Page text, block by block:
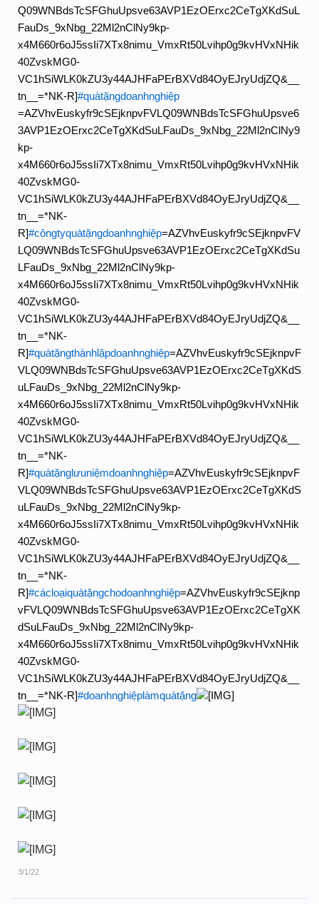
Q09WNBdsTcSFGhuUpsve63AVP1EzOErxc2CeTgXKdSuL
FauDs_9xNbg_22Ml2nClNy9kp-
x4M660r6oJ5ssIi7XTx8nimu_VmxRt50Lvihp0g9kvHVxNHik
40ZvskMG0-
VC1hSiWLK0kZU3y44AJHFaPErBXVd84OyEJryUdjZQ&__
tn__=*NK-R]#quàtặngdoanhnghiệp
=AZVhvEuskyfr9cSEjknpvFVLQ09WNBdsTcSFGhuUpsve6
3AVP1EzOErxc2CeTgXKdSuLFauDs_9xNbg_22Ml2nClNy9
kp-
x4M660r6oJ5ssIi7XTx8nimu_VmxRt50Lvihp0g9kvHVxNHik
40ZvskMG0-
VC1hSiWLK0kZU3y44AJHFaPErBXVd84OyEJryUdjZQ&__
tn__=*NK-
R]#côngtyquàtặngdoanhnghiệp=AZVhvEuskyfr9cSEjknpvFV
LQ09WNBdsTcSFGhuUpsve63AVP1EzOErxc2CeTgXKdSu
LFauDs_9xNbg_22Ml2nClNy9kp-
x4M660r6oJ5ssIi7XTx8nimu_VmxRt50Lvihp0g9kvHVxNHik
40ZvskMG0-
VC1hSiWLK0kZU3y44AJHFaPErBXVd84OyEJryUdjZQ&__
tn__=*NK-
R]#quàtặngthànhlậpdoanhnghiệp=AZVhvEuskyfr9cSEjknpvF
VLQ09WNBdsTcSFGhuUpsve63AVP1EzOErxc2CeTgXKdS
uLFauDs_9xNbg_22Ml2nClNy9kp-
x4M660r6oJ5ssIi7XTx8nimu_VmxRt50Lvihp0g9kvHVxNHik
40ZvskMG0-
VC1hSiWLK0kZU3y44AJHFaPErBXVd84OyEJryUdjZQ&__
tn__=*NK-
R]#quàtặnglưuniệmdoanhnghiệp=AZVhvEuskyfr9cSEjknpvF
VLQ09WNBdsTcSFGhuUpsve63AVP1EzOErxc2CeTgXKdS
uLFauDs_9xNbg_22Ml2nClNy9kp-
x4M660r6oJ5ssIi7XTx8nimu_VmxRt50Lvihp0g9kvHVxNHik
40ZvskMG0-
VC1hSiWLK0kZU3y44AJHFaPErBXVd84OyEJryUdjZQ&__
tn__=*NK-
R]#cácloạiquàtặngchodoanhnghiệp=AZVhvEuskyfr9cSEjknp
vFVLQ09WNBdsTcSFGhuUpsve63AVP1EzOErxc2CeTgXK
dSuLFauDs_9xNbg_22Ml2nClNy9kp-
x4M660r6oJ5ssIi7XTx8nimu_VmxRt50Lvihp0g9kvHVxNHik
40ZvskMG0-
VC1hSiWLK0kZU3y44AJHFaPErBXVd84OyEJryUdjZQ&__
tn__=*NK-R]#doanhnghiệplàmquàtặng
3/1/22